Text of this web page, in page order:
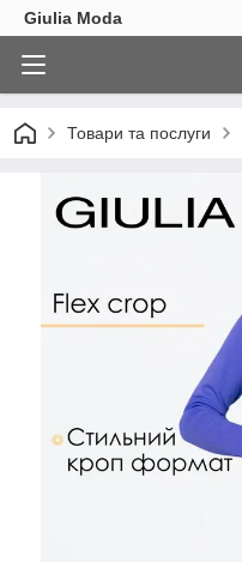
Giulia Moda
Товари та послуги